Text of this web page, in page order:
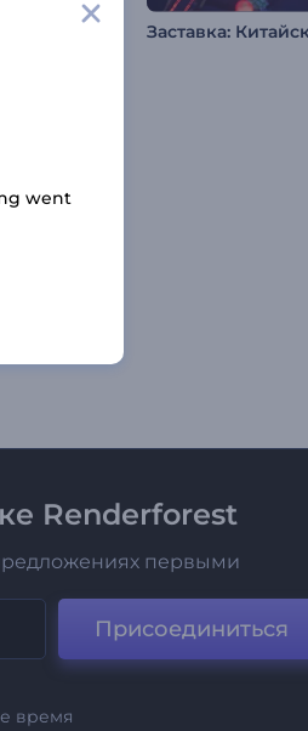
Renderforest
первыми
Присоединиться
время
went